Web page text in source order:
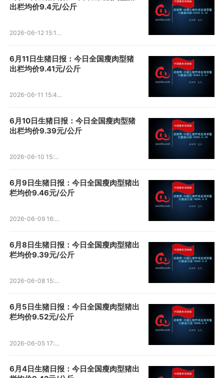
出栏均价9.4元/公斤
2026-06-12 15:19:26
6月11日生猪日报：今日全国瘦肉型猪
出栏均价9.41元/公斤
2026-06-11 15:46:55
6月10日生猪日报：今日全国瘦肉型猪
出栏均价9.39元/公斤
2026-06-10 15:38:23
6月9日生猪日报：今日全国瘦肉型猪出
栏均价9.46元/公斤
2026-06-09 16:05:33
6月8日生猪日报：今日全国瘦肉型猪出
栏均价9.39元/公斤
2026-06-08 15:22:03
6月5日生猪日报：今日全国瘦肉型猪出
栏均价9.52元/公斤
2026-06-05 17:49:58
6月4日生猪日报：今日全国瘦肉型猪出